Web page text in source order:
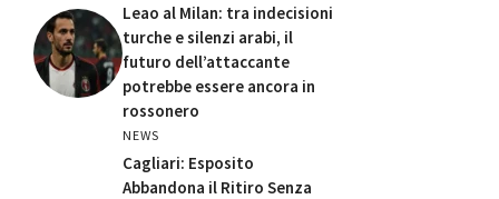
Leao al Milan: tra indecisioni
turche e silenzi arabi, il
futuro dell’attaccante
potrebbe essere ancora in
rossonero
NEWS
Cagliari: Esposito
Abbandona il Ritiro Senza